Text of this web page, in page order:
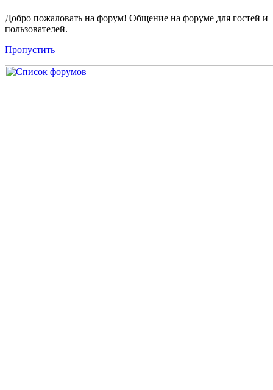
Добро пожаловать на форум! Общение на форуме для гостей и
пользователей.
Пропустить